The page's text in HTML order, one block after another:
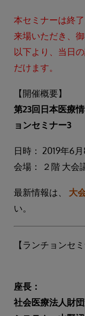
本セミナーは終
来場いただき、
以下より、当日
だけます。
【開催概要】
第23回日本医療
ョンセミナー3
日時： 2019年6月
会場： ２階 大会
最新情報は、 大
い。
【ランチョンセ
座長：
社会医療法人財